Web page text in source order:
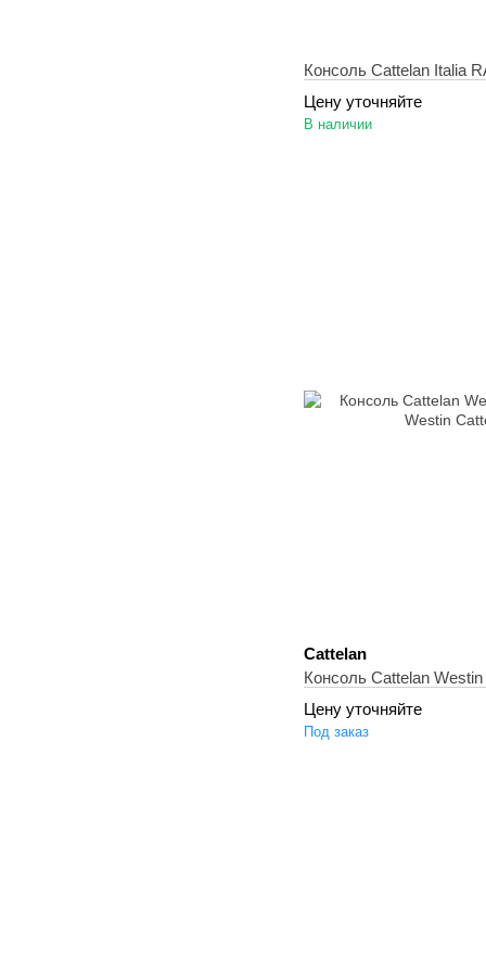
Консоль Cattelan Italia
Цену уточняйте
В наличии
Cattelan
Консоль Cattelan
Цену уточняйте
Под заказ